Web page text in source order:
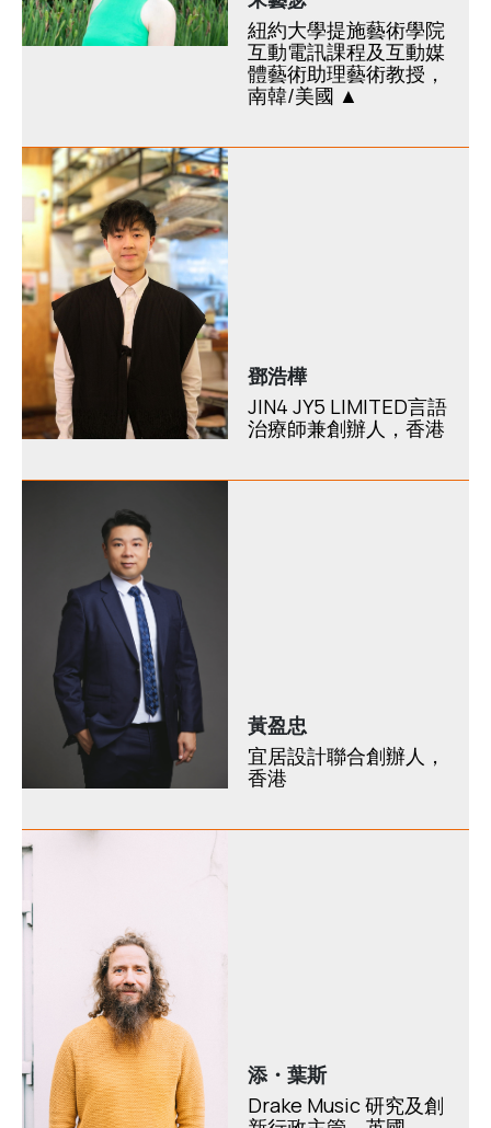
紐約大學提施藝術學院
互動電訊課程及互動媒
體藝術助理藝術教授，
南韓/美國 ▲
鄧浩樺
JIN4 JY5 LIMITED言語
治療師兼創辦人，香港
黃盈忠
宜居設計聯合創辦人，
香港
添・葉斯
Drake Music 研究及創